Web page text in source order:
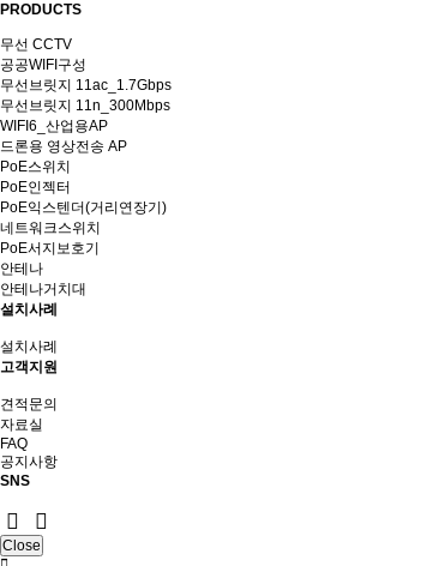
PRODUCTS
무선 CCTV
공공WIFI구성
무선브릿지 11ac_1.7Gbps
무선브릿지 11n_300Mbps
WIFI6_산업용AP
드론용 영상전송 AP
PoE스위치
PoE인젝터
PoE익스텐더(거리연장기)
네트워크스위치
PoE서지보호기
안테나
안테나거치대
설치사례
설치사례
고객지원
견적문의
자료실
FAQ
공지사항
SNS
Close